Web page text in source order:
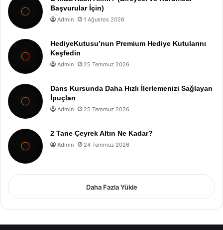
Başvurular İçin)
Admin 1 Ağustos 2026
HediyeKutusu’nun Premium Hediye Kutularını
Keşfedin
Admin 25 Temmuz 2026
Dans Kursunda Daha Hızlı İlerlemenizi Sağlayan
İpuçları
Admin 25 Temmuz 2026
2 Tane Çeyrek Altın Ne Kadar?
Admin 24 Temmuz 2026
Daha Fazla Yükle